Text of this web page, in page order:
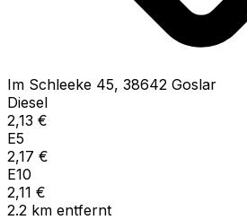
Im Schleeke 45, 38642 Goslar
Diesel
2,13 €
E5
2,17 €
E10
2,11 €
2.2 km entfernt